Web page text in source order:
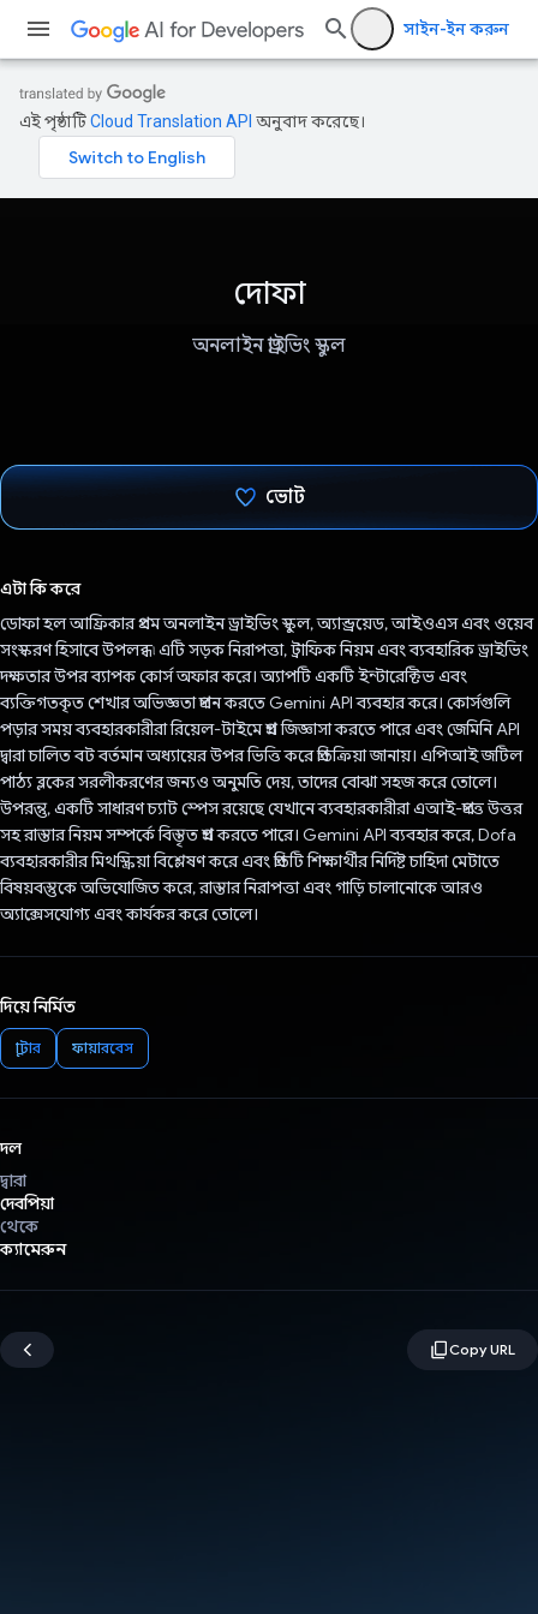
সাইন-ইন করুন
এই পৃষ্ঠাটিCloud Translation API অনুবাদ করেছে।
দোফা
অনলাইন ড্রাইভিং স্কুল
ভোট
এটা কি করে
ডোফা হল আফ্রিকার প্রথম অনলাইন ড্রাইভিং স্কুল, অ্যান্ড্রয়েড, আইওএস এবং ওয়েব
সংস্করণ হিসাবে উপলব্ধ৷ এটি সড়ক নিরাপত্তা, ট্রাফিক নিয়ম এবং ব্যবহারিক ড্রাইভিং
দক্ষতার উপর ব্যাপক কোর্স অফার করে। অ্যাপটি একটি ইন্টারেক্টিভ এবং
ব্যক্তিগতকৃত শেখার অভিজ্ঞতা প্রদান করতে Gemini API ব্যবহার করে। কোর্সগুলি
পড়ার সময় ব্যবহারকারীরা রিয়েল-টাইমে প্রশ্ন জিজ্ঞাসা করতে পারে এবং জেমিনি API
দ্বারা চালিত বট বর্তমান অধ্যায়ের উপর ভিত্তি করে প্রতিক্রিয়া জানায়। এপিআই জটিল
পাঠ্য ব্লকের সরলীকরণের জন্যও অনুমতি দেয়, তাদের বোঝা সহজ করে তোলে।
উপরন্তু, একটি সাধারণ চ্যাট স্পেস রয়েছে যেখানে ব্যবহারকারীরা এআই-প্রদত্ত উত্তর
সহ রাস্তার নিয়ম সম্পর্কে বিস্তৃত প্রশ্ন করতে পারে। Gemini API ব্যবহার করে, Dofa
ব্যবহারকারীর মিথস্ক্রিয়া বিশ্লেষণ করে এবং প্রতিটি শিক্ষার্থীর নির্দিষ্ট চাহিদা মেটাতে
বিষয়বস্তুকে অভিযোজিত করে, রাস্তার নিরাপত্তা এবং গাড়ি চালানোকে আরও
অ্যাক্সেসযোগ্য এবং কার্যকর করে তোলে।
দিয়ে নির্মিত
ফ্লাটার ফায়ারবেস
দল
দ্বারা
দেবপিয়া
থেকে
ক্যামেরুন